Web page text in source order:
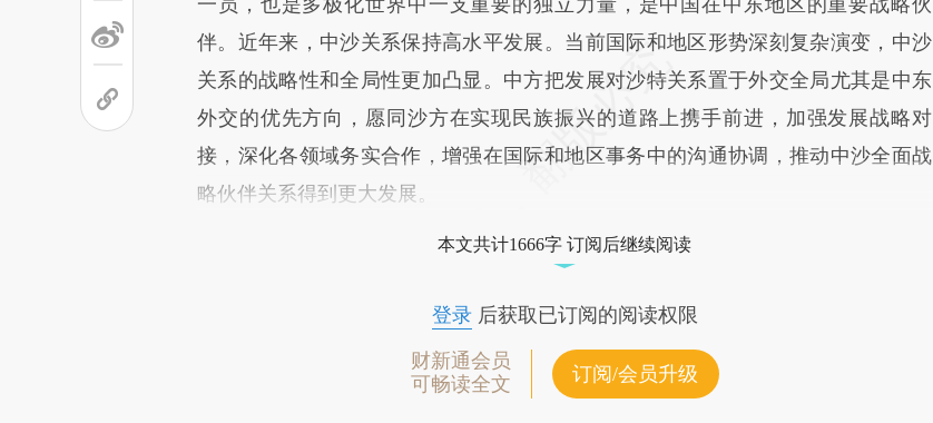
伴。近年来，中沙关系保持高水平发展。当前国际和地区形势深刻复杂演变，中沙
关系的战略性和全局性更加凸显。中方把发展对沙特关系置于外交全局尤其是中东
外交的优先方向，愿同沙方在实现民族振兴的道路上携手前进，加强发展战略对
接，深化各领域务实合作，增强在国际和地区事务中的沟通协调，推动中沙全面战
略伙伴关系得到更大发展。
本文共计1666字 订阅后继续阅读
登录后获取已订阅的阅读权限
财新通会员
可畅读全文
订阅/会员升级